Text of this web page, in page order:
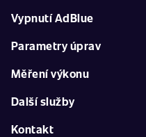
Vypnutí AdBlue
Parametry úprav
Měření výkonu
Další služby
Kontakt